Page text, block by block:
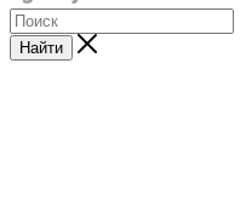
Найти